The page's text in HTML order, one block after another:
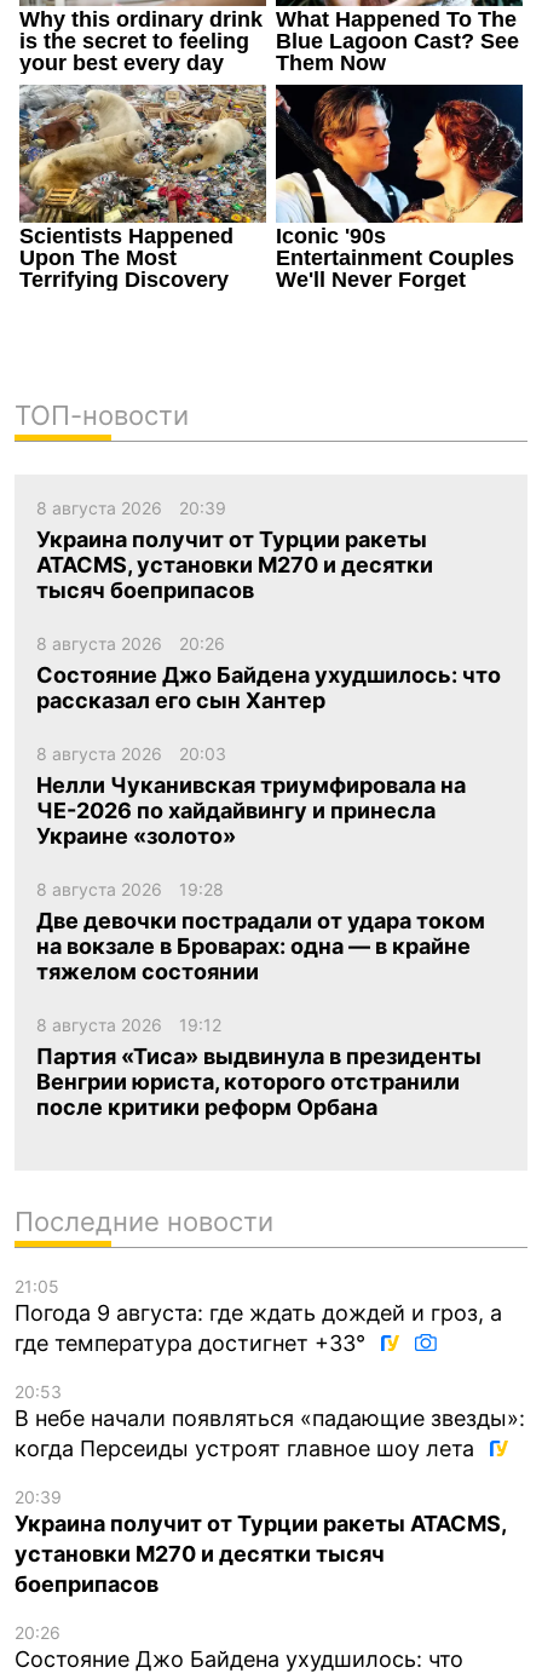
ТОП-новости
8 августа 2026 20:39
Украина получит от Турции ракеты
ATACMS, установки M270 и десятки
тысяч боеприпасов
8 августа 2026 20:26
Состояние Джо Байдена ухудшилось: что
рассказал его сын Хантер
8 августа 2026 20:03
Нелли Чуканивская триумфировала на
ЧЕ-2026 по хайдайвингу и принесла
Украине «золото»
8 августа 2026 19:28
Две девочки пострадали от удара током
на вокзале в Броварах: одна — в крайне
тяжелом состоянии
8 августа 2026 19:12
Партия «Тиса» выдвинула в президенты
Венгрии юриста, которого отстранили
после критики реформ Орбана
Последние новости
21:05
Погода 9 августа: где ждать дождей и гроз, а
где температура достигнет +33°
20:53
В небе начали появляться «падающие звезды»:
когда Персеиды устроят главное шоу лета
20:39
Украина получит от Турции ракеты ATACMS,
установки M270 и десятки тысяч
боеприпасов
20:26
Состояние Джо Байдена ухудшилось: что